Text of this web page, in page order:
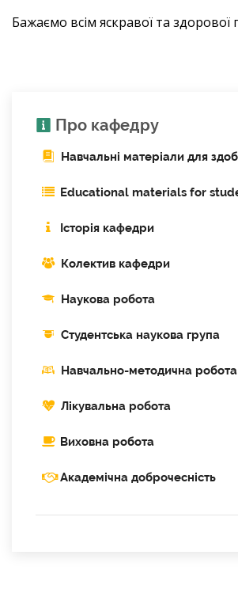
Бажаємо всім яскравої та здорової
Про кафедру
Навчальні матеріали для
Educational materials for
Історія кафедри
Колектив кафедри
Наукова робота
Cтудентська наукова група
Навчально-методична робота
Лікувальна робота
Виховна робота
Академічна доброчесність